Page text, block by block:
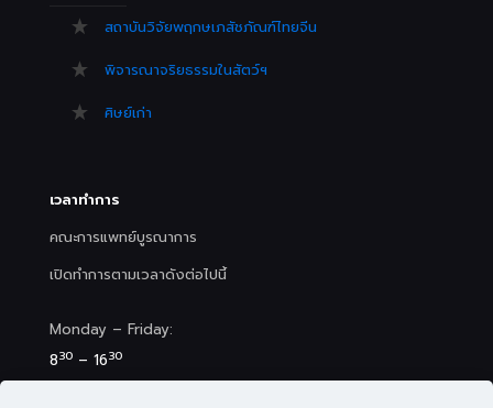
สถาบันวิจัยพฤกษเภสัชภัณฑ์ไทยจีน
พิจารณาจริยธรรมในสัตว์ฯ
ศิษย์เก่า
เวลาทำการ
คณะการแพทย์บูรณาการ
เปิดทำการตามเวลาดังต่อไปนี้
Monday – Friday:
830 – 1630